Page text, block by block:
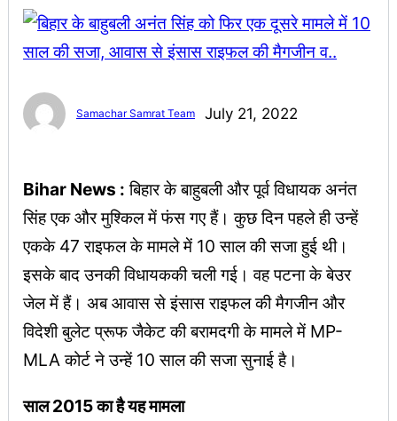
Samachar Samrat Team July 21, 2022
Bihar News : बिहार के बाहुबली और पूर्व विधायक अनंत
सिंह एक और मुश्किल में फंस गए हैं। कुछ दिन पहले ही उन्हें
एकके 47 राइफल के मामले में 10 साल की सजा हुई थी।
इसके बाद उनकी विधायककी चली गई। वह पटना के बेउर
जेल में हैं। अब आवास से इंसास राइफल की मैगजीन और
विदेशी बुलेट प्रूफ जैकेट की बरामदगी के मामले में MP-
MLA कोर्ट ने उन्‍हें 10 साल की सजा सुनाई है।
साल 2015 का है यह मामला